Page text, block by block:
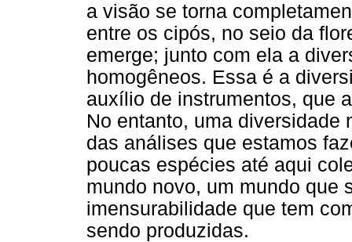
a visão se torna
entre os cipós, no seio da
emerge; junto com ela a
homogêneos. Essa é a
auxílio de instrumentos, que
No entanto, uma diversidade
das análises que estamos
poucas espécies até aqui
mundo novo, um mundo que
imensurabilidade que tem
sendo produzidas.